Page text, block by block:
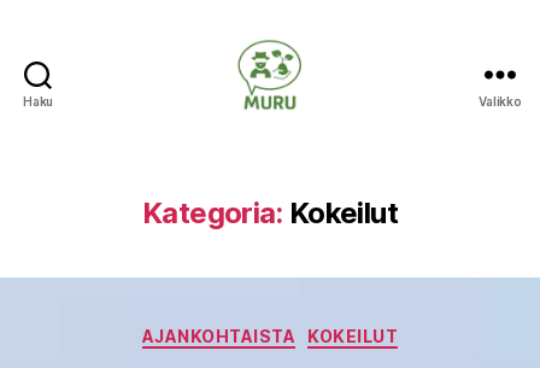
Haku Valikko
Kategoria: Kokeilut
Kategoriat
AJANKOHTAISTA KOKEILUT